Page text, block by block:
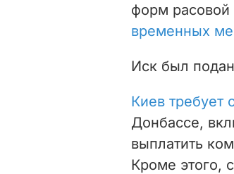
форм
временных
Иск был
Киев требует
Донбассе,
выплатить
Кроме этого,